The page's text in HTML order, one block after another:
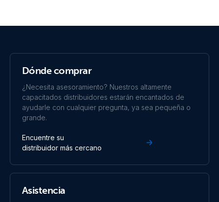
MultiPlus 48/2000/25-32 230V VE.Bus (right)
MultiPlus 48/2000/25-50 120V VE.Bus (front)
MultiPlus 48/2000/25-50 120V VE.Bus (left)
Dónde comprar
¿Necesita asesoramiento? Nuestros altamente
capacitados distribuidores estarán encantados de
ayudarle con cualquier pregunta, ya sea pequeña o
grande.
Encuentre su
distribuidor más cercano
Asistencia